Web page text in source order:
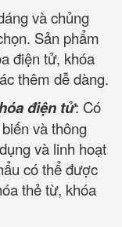
và chủng
Sản phẩm
điện tử, khóa
thêm dễ dàng.
điện tử: Có
và thông
và linh hoạt
có thể được
thẻ từ, khóa